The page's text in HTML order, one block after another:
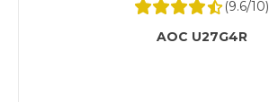
(9.6/10)
AOC U27G4R